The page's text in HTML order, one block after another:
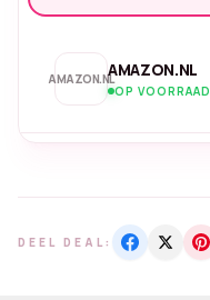
AMAZON.NLAMAZON.NL
OP VOORRAAD
DEEL DEAL: